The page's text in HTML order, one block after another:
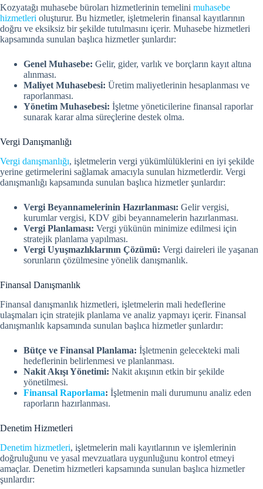
Kozyatağı muhasebe büroları hizmetlerinin temelini muhasebe
hizmetleri oluşturur. Bu hizmetler, işletmelerin finansal kayıtlarının
doğru ve eksiksiz bir şekilde tutulmasını içerir. Muhasebe hizmetleri
kapsamında sunulan başlıca hizmetler şunlardır:
Genel Muhasebe: Gelir, gider, varlık ve borçların kayıt altına
alınması.
Maliyet Muhasebesi: Üretim maliyetlerinin hesaplanması ve
raporlanması.
Yönetim Muhasebesi: İşletme yöneticilerine finansal raporlar
sunarak karar alma süreçlerine destek olma.
Vergi Danışmanlığı
Vergi danışmanlığı, işletmelerin vergi yükümlülüklerini en iyi şekilde
yerine getirmelerini sağlamak amacıyla sunulan hizmetlerdir. Vergi
danışmanlığı kapsamında sunulan başlıca hizmetler şunlardır:
Vergi Beyannamelerinin Hazırlanması: Gelir vergisi,
kurumlar vergisi, KDV gibi beyannamelerin hazırlanması.
Vergi Planlaması: Vergi yükünün minimize edilmesi için
stratejik planlama yapılması.
Vergi Uyuşmazlıklarının Çözümü: Vergi daireleri ile yaşanan
sorunların çözülmesine yönelik danışmanlık.
Finansal Danışmanlık
Finansal danışmanlık hizmetleri, işletmelerin mali hedeflerine
ulaşmaları için stratejik planlama ve analiz yapmayı içerir. Finansal
danışmanlık kapsamında sunulan başlıca hizmetler şunlardır:
Bütçe ve Finansal Planlama: İşletmenin gelecekteki mali
hedeflerinin belirlenmesi ve planlanması.
Nakit Akışı Yönetimi: Nakit akışının etkin bir şekilde
yönetilmesi.
Finansal Raporlama: İşletmenin mali durumunu analiz eden
raporların hazırlanması.
Denetim Hizmetleri
Denetim hizmetleri, işletmelerin mali kayıtlarının ve işlemlerinin
doğruluğunu ve yasal mevzuatlara uygunluğunu kontrol etmeyi
amaçlar. Denetim hizmetleri kapsamında sunulan başlıca hizmetler
şunlardır: